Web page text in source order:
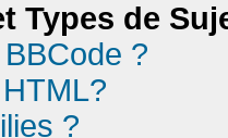
Types de
?
?